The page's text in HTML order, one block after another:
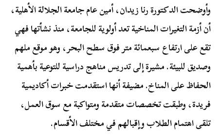
وأوضحت الدكتورة رنا زيدان، أمين عام جامعة الجلالة الأهلية،
أن أزمة التغيرات المناخية تعد أولوية للجامعة، منذ نشأتها فهي
تقع على ارتفاع سبعمائة متر فوق سطح البحر، وهو موقع ملهم
وصديق للبيئة. مشيرة إلى تدريس مناهج دراسية للتوعية بأهمية
الحفاظ على المناخ. مضيفة أنها استقدمت خبرات أكاديمية
فريدة، وطبقت تخصصات متقدمة ومتواكبة مع سوق العمل،
تلقى اهتمام الطلاب وإقبالهم في مختلف الأقسام.